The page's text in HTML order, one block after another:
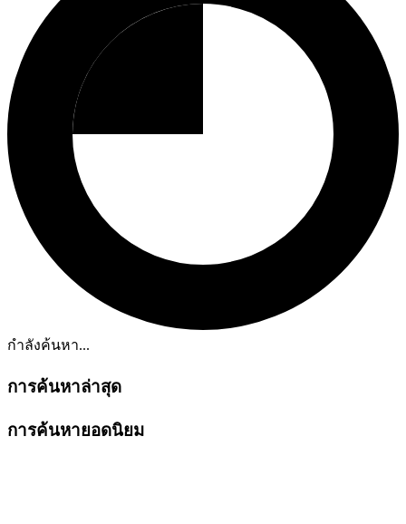
กำลังค้นหา...
การค้นหาล่าสุด
การค้นหายอดนิยม